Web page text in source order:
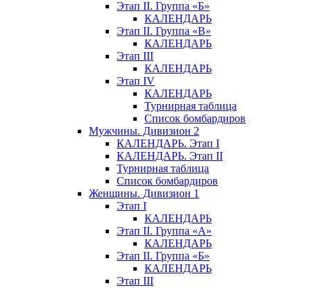
Этап II. Группа «Б»
КАЛЕНДАРЬ
Этап II. Группа «В»
КАЛЕНДАРЬ
Этап III
КАЛЕНДАРЬ
Этап IV
КАЛЕНДАРЬ
Турнирная таблица
Список бомбардиров
Мужчины. Дивизион 2
КАЛЕНДАРЬ. Этап I
КАЛЕНДАРЬ. Этап II
Турнирная таблица
Список бомбардиров
Женщины. Дивизион 1
Этап I
КАЛЕНДАРЬ
Этап II. Группа «А»
КАЛЕНДАРЬ
Этап II. Группа «Б»
КАЛЕНДАРЬ
Этап III